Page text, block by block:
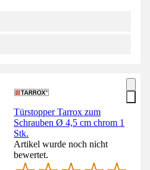
Türstopper Tarrox zum
Schrauben Ø 4,5 cm chrom 1
Stk.
Artikel wurde noch nicht
bewertet.